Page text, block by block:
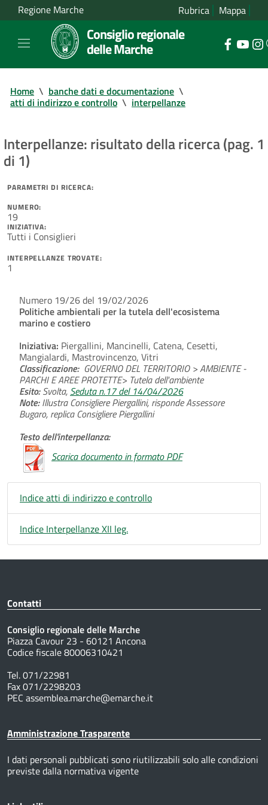
Regione Marche Rubrica Mappa
Consiglio regionale
delle Marche
Home \ banche dati e documentazione \
atti di indirizzo e controllo \ interpellanze
Interpellanze: risultato della ricerca (pag. 1
di 1)
PARAMETRI DI RICERCA:
NUMERO:
19
INIZIATIVA:
Tutti i Consiglieri
INTERPELLANZE TROVATE:
1
Numero 19/26 del 19/02/2026
Politiche ambientali per la tutela dell'ecosistema
marino e costiero
Iniziativa: Piergallini, Mancinelli, Catena, Cesetti,
Mangialardi, Mastrovincenzo, Vitri
Classificazione: GOVERNO DEL TERRITORIO > AMBIENTE -
PARCHI E AREE PROTETTE> Tutela dell'ambiente
Esito:Svolta, Seduta n.17 del 14/04/2026
Note:Illustra Consigliere Piergallini, risponde Assessore
Bugaro, replica Consigliere Piergallini
Testo dell'interpellanza:
Scarica documento in formato PDF
Indice atti di indirizzo e controllo
Indice Interpellanze XII leg.
Contatti
Consiglio regionale delle Marche
Piazza Cavour 23 - 60121 Ancona
Codice fiscale 80006310421
Tel. 071/22981
Fax 071/2298203
PEC assemblea.marche@emarche.it
Amministrazione Trasparente
I dati personali pubblicati sono riutilizzabili solo alle condizioni
previste dalla normativa vigente